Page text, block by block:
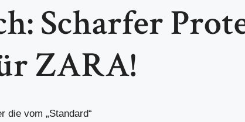
Scharfer
ZARA!
die vom „Standard“